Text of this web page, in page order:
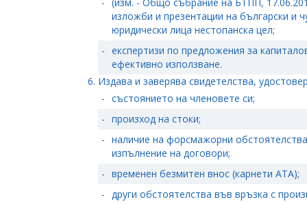
изложби и презентации на български и
юридически лица нестопанска цел;
- експертизи по предложения за
ефективно използване.
Издава и заверява свидетелства,
- състоянието на членовете си;
- произход на стоки;
- наличие на форсмажорни
изпълнение на договори;
- временен безмитен внос (карнети АТА);
- други обстоятелства във връзка с